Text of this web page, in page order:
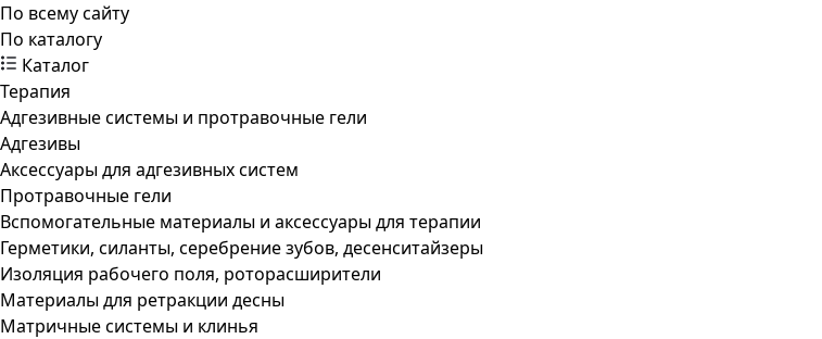
По всему сайту
По каталогу
Каталог
Терапия
Адгезивные системы и протравочные гели
Адгезивы
Аксессуары для адгезивных систем
Протравочные гели
Вспомогательные материалы и аксессуары для терапии
Герметики, силанты, серебрение зубов, десенситайзеры
Изоляция рабочего поля, роторасширители
Материалы для ретракции десны
Матричные системы и клинья